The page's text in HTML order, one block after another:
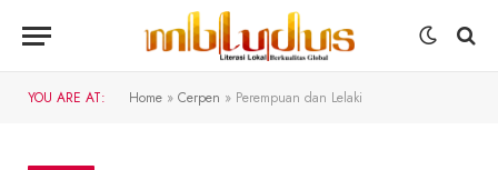
YOU ARE AT: Home » Cerpen » Perempuan dan Lelaki